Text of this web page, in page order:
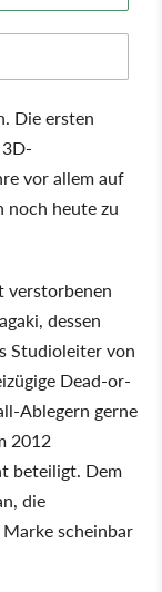
Die ersten
vor allem auf
noch heute zu
verstorbenen
dessen
Studioleiter von
Dead-or-
Ablegern gerne
2012
beteiligt. Dem
die
scheinbar